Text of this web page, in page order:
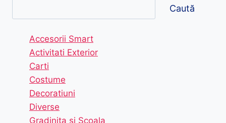
Caută
Accesorii Smart
Activitati Exterior
Carti
Costume
Decoratiuni
Diverse
Gradinita si Scoala